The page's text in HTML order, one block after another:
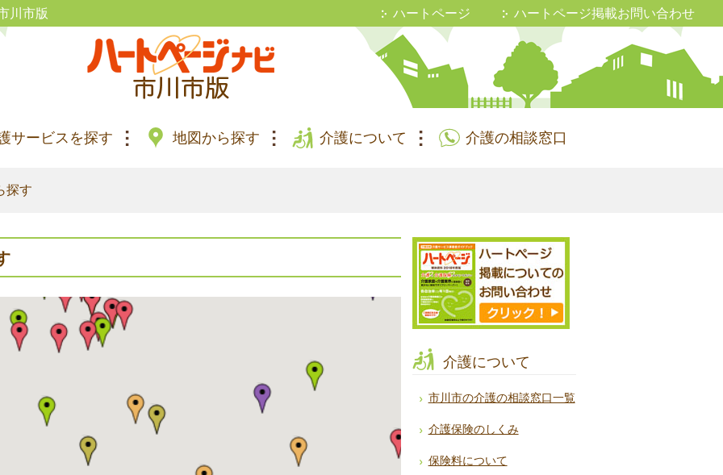
川市版 ハートページ ハートページ掲載お問い合わせ
サービスを探す 地図から探す 介護について 介護の相談窓口
探す
介護について
市川市の介護の相談窓口一覧
介護保険のしくみ
保険料について